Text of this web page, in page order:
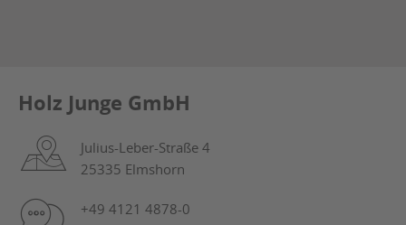
Holz Junge GmbH
Julius-Leber-Straße 4
25335 Elmshorn
+49 4121 4878-0